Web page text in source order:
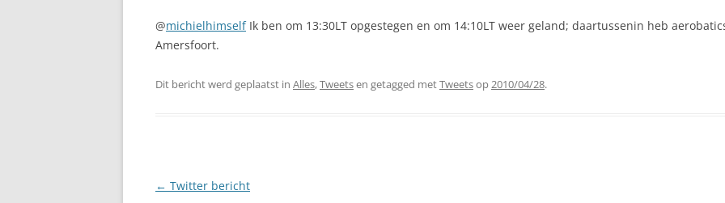
@michielhimselfIk ben om 13:30LT opgestegen en om 14:10LT weer geland; daartussenin heb
Amersfoort.
Dit bericht werd geplaatst in Alles,Tweetsen getagged metTweetsop2010/04/28.
Berichtnavigatie
← Twitter bericht